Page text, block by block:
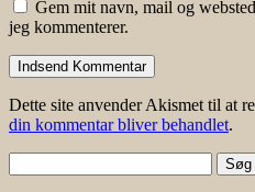
Gem mit navn, mail og
jeg kommenterer.
Dette site anvender Akismet til at
din kommentar bliver behandlet.
efter: